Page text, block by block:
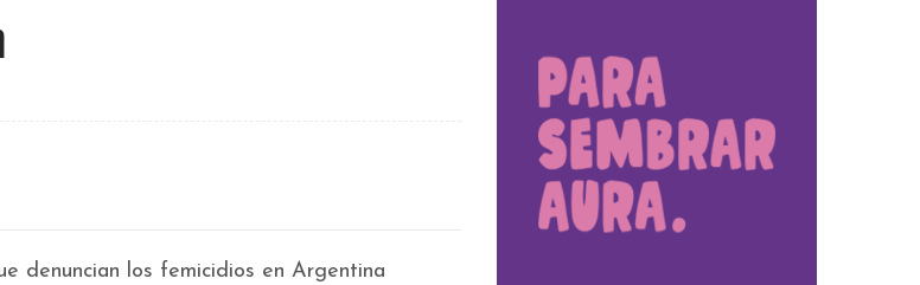
denuncian los femicidios en Argentina